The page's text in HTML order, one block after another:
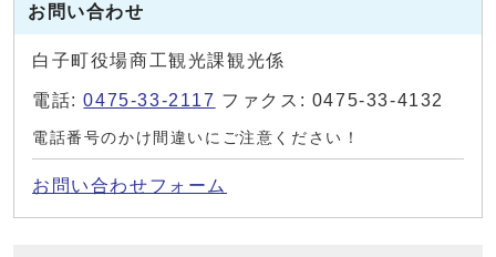
お問い合わせ
白子町役場商工観光課観光係
電話:0475-33-2117 ファクス: 0475-33-4132
電話番号のかけ間違いにご注意ください！
お問い合わせフォーム